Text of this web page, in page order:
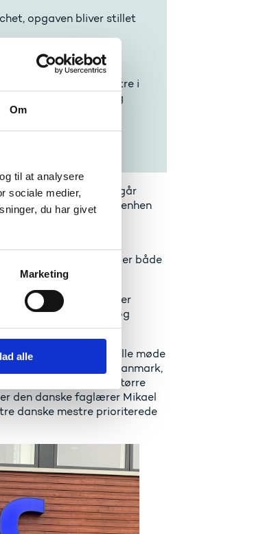
Om
til at analysere
sociale medier,
du har givet
Marketing
alle
opgaven bliver stillet
Hamborg.
to hos de danske mestre i
Triventek A/S og
elever. Samarbejdet går
men flyttede sidenhen
bedste forløb hidtil, er både
blandt de mange, der
vil kunne klare sig og
morgenen, når de skulle møde
gået til den her i Danmark,
maskiner og træffe større
den danske faglærer Mikael
danske mestre prioriterede